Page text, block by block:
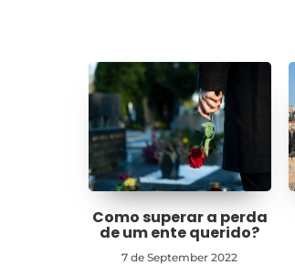
Como superar a perda
de um ente querido?
7 de September 2022